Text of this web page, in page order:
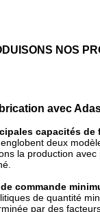
efficacement